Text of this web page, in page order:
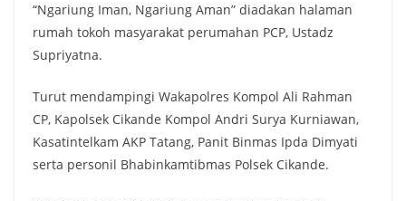
“Ngariung Iman, Ngariung Aman” diadakan halaman
rumah tokoh masyarakat perumahan PCP, Ustadz
Supriyatna.
Turut mendampingi Wakapolres Kompol Ali Rahman
CP, Kapolsek Cikande Kompol Andri Surya Kurniawan,
Kasatintelkam AKP Tatang, Panit Binmas Ipda Dimyati
serta personil Bhabinkamtibmas Polsek Cikande.